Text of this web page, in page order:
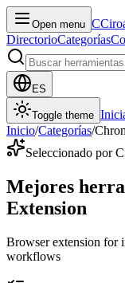
Open menu C
DirectorioCategorías
ES
Toggle theme
Inicio/Categorías/
Seleccionado por
Mejores
Extension
Browser extension for
workflows